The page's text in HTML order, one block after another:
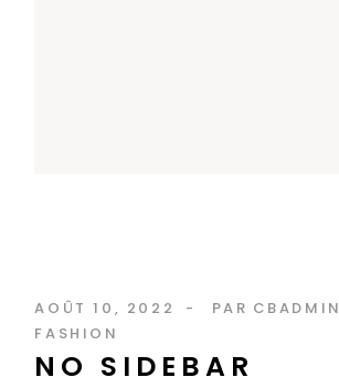
AOÛT 10, 2022 PAR CBADMIN
FASHION
NO SIDEBAR